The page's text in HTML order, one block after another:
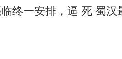
终一安排，逼 死 蜀汉